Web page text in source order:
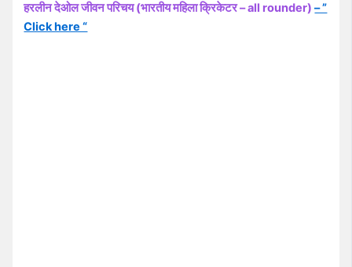
हरलीन देओल जीवन परिचय (भारतीय महिला क्रिकेटर – all rounder)– ”
Click here “